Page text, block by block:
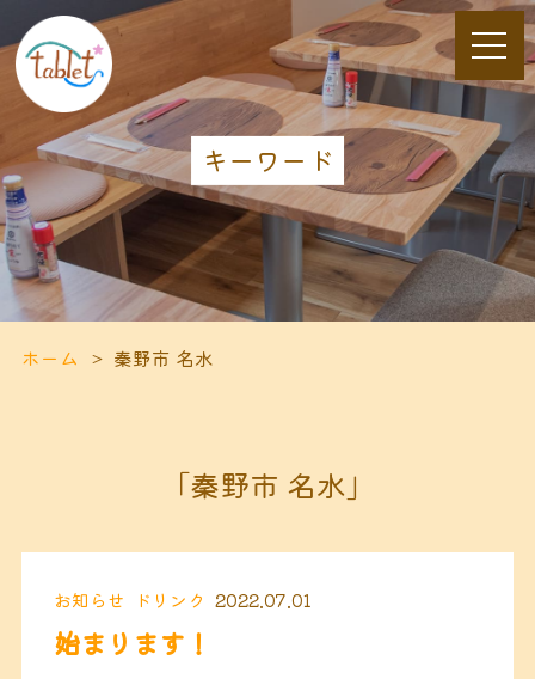
キーワード
ホーム 秦野市 名水
「秦野市 名水」
お知らせ ドリンク 2022.07.01
始まります！